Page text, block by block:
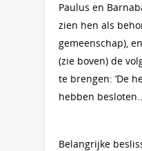
Paulus en
zien hen als
gemeenschap),
(zie boven) de
te brengen: ‘De
hebben
Belangrijke